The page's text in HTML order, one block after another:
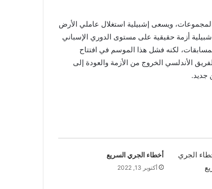
ويسعى إشبيلية استغلال عاملي الأرض
أزمة حقيقية على مستوى الدوري الإسباني
لكنه فشل هذا الموسم في افتتاح
الأندلسي الخروج من الأزمة والعودة إلى
جديد.
أخطاء الجري السريع
أكتوبر 13, 2022